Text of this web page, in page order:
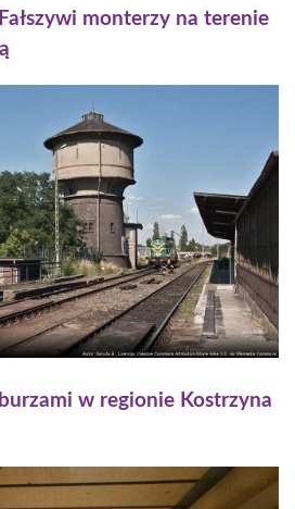
monterzy na terenie
w regionie Kostrzyna